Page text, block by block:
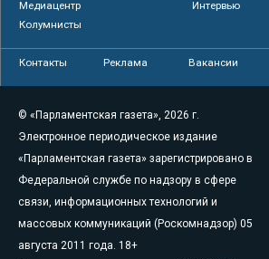
Медиацентр
Интервью
Колумнисты
Контакты Реклама Вакансии
© «Парламентская газета», 2026 г.
Электронное периодическое издание
«Парламентская газета» зарегистрировано в
Федеральной службе по надзору в сфере
связи, информационных технологий и
массовых коммуникаций (Роскомнадзор) 05
августа 2011 года. 18+